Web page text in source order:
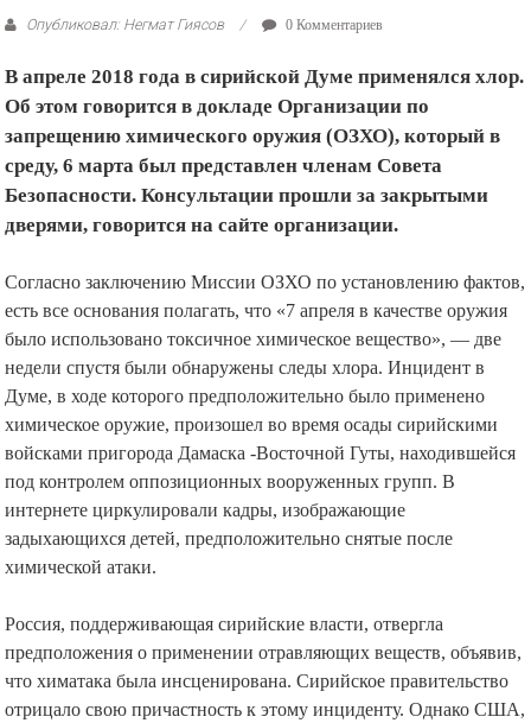
Опубликовал: Негмат Гиясов 0 Комментариев
В апреле 2018 года в сирийской Думе применялся хлор.
Об этом говорится в докладе Организации по
запрещению химического оружия (ОЗХО), который в
среду, 6 марта был представлен членам Совета
Безопасности. Консультации прошли за закрытыми
дверями, говорится на сайте организации.
Согласно заключению Миссии ОЗХО по установлению фактов,
есть все основания полагать, что «7 апреля в качестве оружия
было использовано токсичное химическое вещество», — две
недели спустя были обнаружены следы хлора. Инцидент в
Думе, в ходе которого предположительно было применено
химическое оружие, произошел во время осады сирийскими
войсками пригорода Дамаска -Восточной Гуты, находившейся
под контролем оппозиционных вооруженных групп. В
интернете циркулировали кадры, изображающие
задыхающихся детей, предположительно снятые после
химической атаки.
Россия, поддерживающая сирийские власти, отвергла
предположения о применении отравляющих веществ, объявив,
что химатака была инсценирована. Сирийское правительство
отрицало свою причастность к этому инциденту. Однако США,